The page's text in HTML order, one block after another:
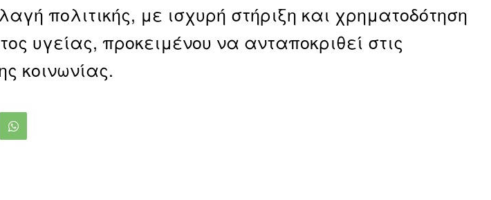
πολιτικής, με ισχυρή στήριξη και χρηματοδότηση
υγείας, προκειμένου να ανταποκριθεί στις
κοινωνίας.